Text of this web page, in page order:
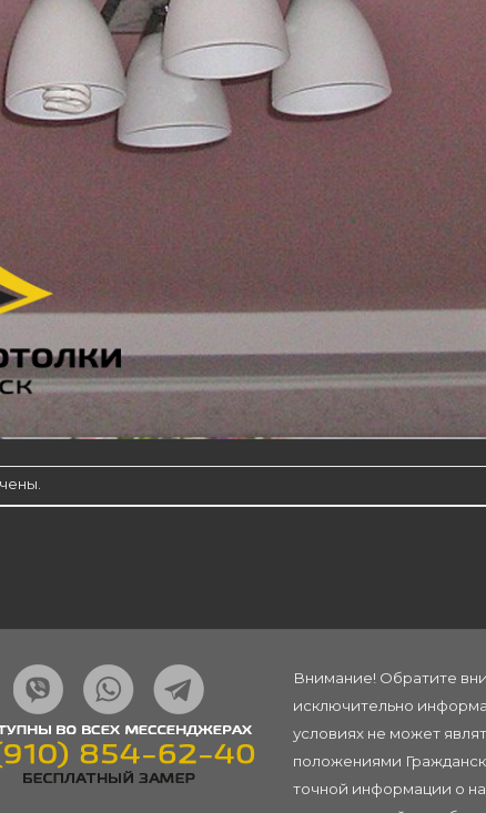
Внимание! Обратите
исключительно
условиях не может
положениями
точной информации о